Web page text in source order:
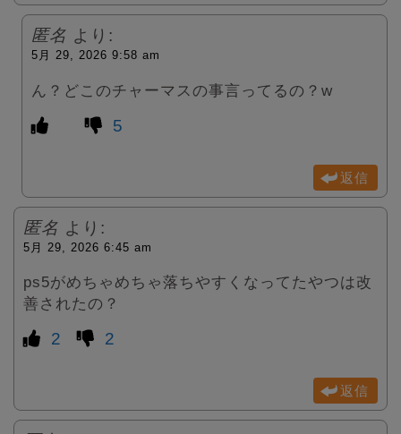
匿名 より:
5月 29, 2026 9:58 am
ん？どこのチャーマスの事言ってるの？w
5
返信
匿名 より:
5月 29, 2026 6:45 am
ps5がめちゃめちゃ落ちやすくなってたやつは改
善されたの？
2 2
返信